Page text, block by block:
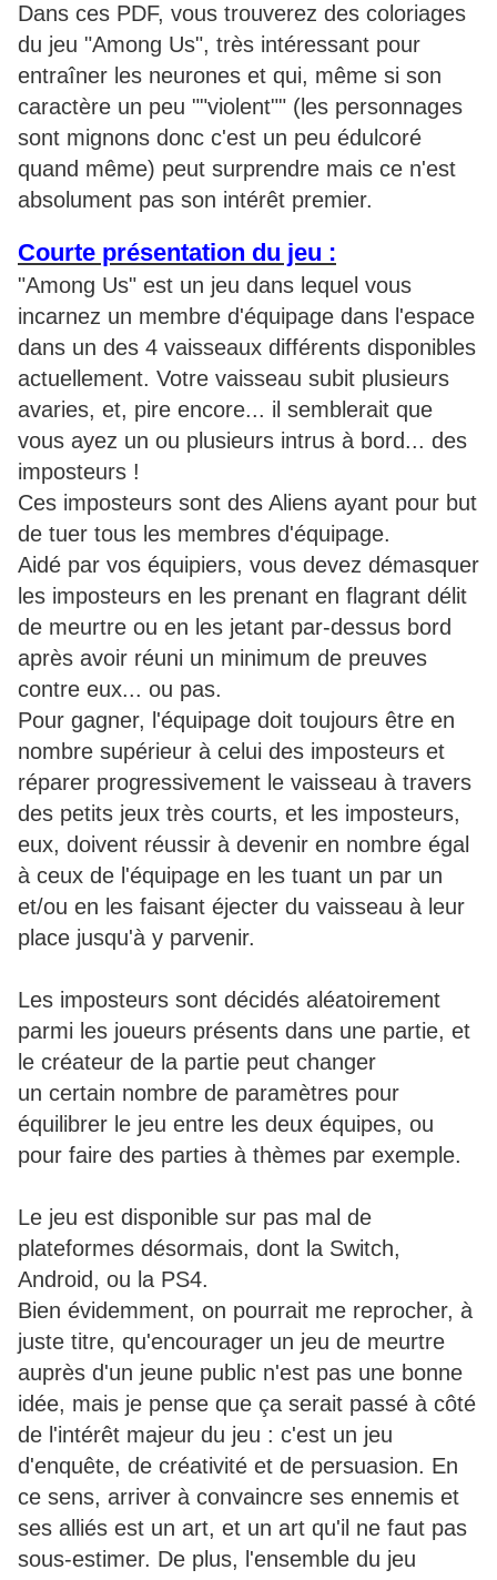
Dans ces PDF, vous trouverez des coloriages
du jeu "Among Us", très intéressant pour
entraîner les neurones et qui, même si son
caractère un peu ""violent"" (les personnages
sont mignons donc c'est un peu édulcoré
quand même) peut surprendre mais ce n'est
absolument pas son intérêt premier.
Courte présentation du jeu :
"Among Us" est un jeu dans lequel vous
incarnez un membre d'équipage dans l'espace
dans un des 4 vaisseaux différents disponibles
actuellement. Votre vaisseau subit plusieurs
avaries, et, pire encore... il semblerait que
vous ayez un ou plusieurs intrus à bord... des
imposteurs !
Ces imposteurs sont des Aliens ayant pour but
de tuer tous les membres d'équipage.
Aidé par vos équipiers, vous devez démasquer
les imposteurs en les prenant en flagrant délit
de meurtre ou en les jetant par-dessus bord
après avoir réuni un minimum de preuves
contre eux... ou pas.
Pour gagner, l'équipage doit toujours être en
nombre supérieur à celui des imposteurs et
réparer progressivement le vaisseau à travers
des petits jeux très courts, et les imposteurs,
eux, doivent réussir à devenir en nombre égal
à ceux de l'équipage en les tuant un par un
et/ou en les faisant éjecter du vaisseau à leur
place jusqu'à y parvenir.
Les imposteurs sont décidés aléatoirement
parmi les joueurs présents dans une partie, et
le créateur de la partie peut changer
un certain nombre de paramètres pour
équilibrer le jeu entre les deux équipes, ou
pour faire des parties à thèmes par exemple.
Le jeu est disponible sur pas mal de
plateformes désormais, dont la Switch,
Android, ou la PS4.
Bien évidemment, on pourrait me reprocher, à
juste titre, qu'encourager un jeu de meurtre
auprès d'un jeune public n'est pas une bonne
idée, mais je pense que ça serait passé à côté
de l'intérêt majeur du jeu : c'est un jeu
d'enquête, de créativité et de persuasion. En
ce sens, arriver à convaincre ses ennemis et
ses alliés est un art, et un art qu'il ne faut pas
sous-estimer. De plus, l'ensemble du jeu